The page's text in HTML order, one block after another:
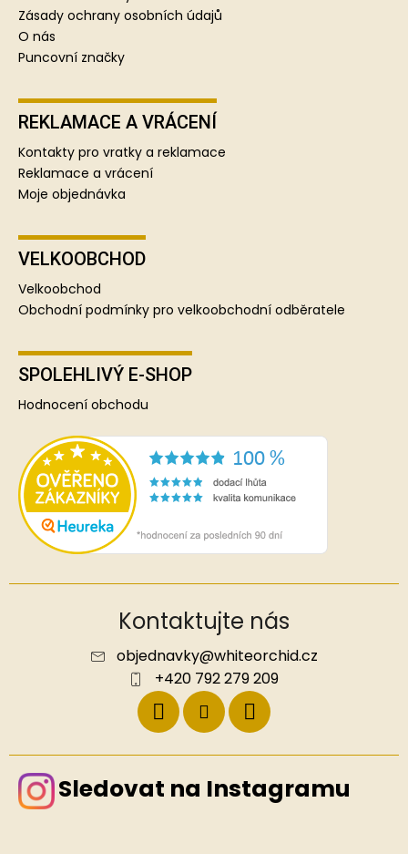
Zásady ochrany osobních údajů
O nás
Puncovní značky
REKLAMACE A VRÁCENÍ
Kontakty pro vratky a reklamace
Reklamace a vrácení
Moje objednávka
VELKOOBCHOD
Velkoobchod
Obchodní podmínky pro velkoobchodní odběratele
SPOLEHLIVÝ E-SHOP
Hodnocení obchodu
Kontaktujte nás
objednavky@whiteorchid.cz
+420 792 279 209
Sledovat na Instagramu